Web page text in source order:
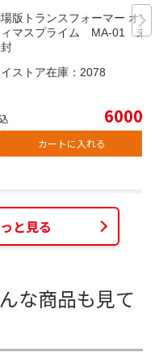
版トランスフォーマー オプ
ィマスプライム MA-01 未
ストア在庫： 2078
6000
カートに入れる
と見る
な商品も見て